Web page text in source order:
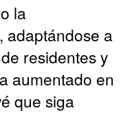
la
adaptándose a
residentes y
aumentado en
que siga